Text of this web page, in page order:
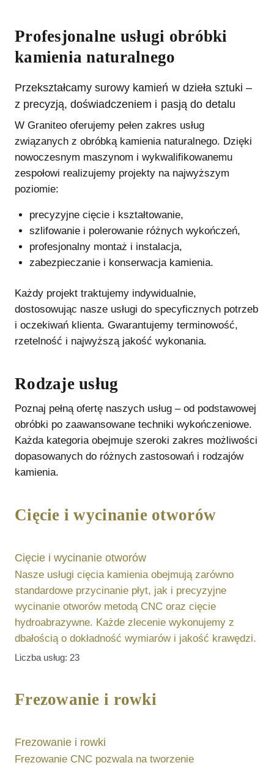
Profesjonalne usługi obróbki
kamienia naturalnego
Przekształcamy surowy kamień w dzieła sztuki –
z precyzją, doświadczeniem i pasją do detalu
W Graniteo oferujemy pełen zakres usług
związanych z obróbką kamienia naturalnego. Dzięki
nowoczesnym maszynom i wykwalifikowanemu
zespołowi realizujemy projekty na najwyższym
poziomie:
precyzyjne cięcie i kształtowanie,
szlifowanie i polerowanie różnych wykończeń,
profesjonalny montaż i instalacja,
zabezpieczanie i konserwacja kamienia.
Każdy projekt traktujemy indywidualnie,
dostosowując nasze usługi do specyficznych potrzeb
i oczekiwań klienta. Gwarantujemy terminowość,
rzetelność i najwyższą jakość wykonania.
Rodzaje usług
Poznaj pełną ofertę naszych usług – od podstawowej
obróbki po zaawansowane techniki wykończeniowe.
Każda kategoria obejmuje szeroki zakres możliwości
dopasowanych do różnych zastosowań i rodzajów
kamienia.
Cięcie i wycinanie otworów
Cięcie i wycinanie otworów
Nasze usługi cięcia kamienia obejmują zarówno
standardowe przycinanie płyt, jak i precyzyjne
wycinanie otworów metodą CNC oraz cięcie
hydroabrazywne. Każde zlecenie wykonujemy z
dbałością o dokładność wymiarów i jakość krawędzi.
Liczba usług: 23
Frezowanie i rowki
Frezowanie i rowki
Frezowanie CNC pozwala na tworzenie